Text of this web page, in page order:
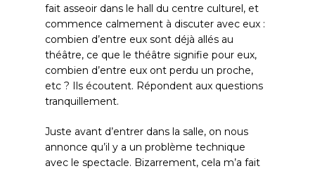
fait asseoir dans le hall du centre culturel, et
commence calmement à discuter avec eux :
combien d’entre eux sont déjà allés au
théâtre, ce que le théâtre signifie pour eux,
combien d’entre eux ont perdu un proche,
etc ? Ils écoutent. Répondent aux questions
tranquillement.
Juste avant d’entrer dans la salle, on nous
annonce qu’il y a un problème technique
avec le spectacle. Bizarrement, cela m’a fait